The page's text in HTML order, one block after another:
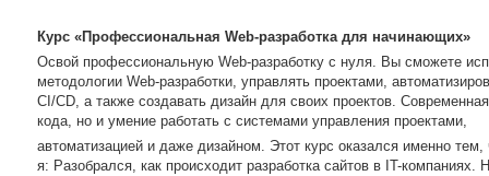
Курс «Профессиональная Web-разработка для начинающих»
Освой профессиональную Web‑разработку с нуля. Вы сможете
методологии Web-разработки, управлять проектами,
CI/CD, а также создавать дизайн для своих проектов.
кода, но и умение работать с системами управления проектами,
автоматизацией и даже дизайном. Этот курс оказался именно
я: Разобрался, как происходит разработка сайтов в IT-